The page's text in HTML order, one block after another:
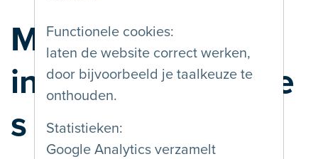
Functionele cookies:
laten de website correct werken,
door bijvoorbeeld je taalkeuze te
onthouden.
Statistieken:
Google Analytics verzamelt
Meerdere
interactiemethode
s